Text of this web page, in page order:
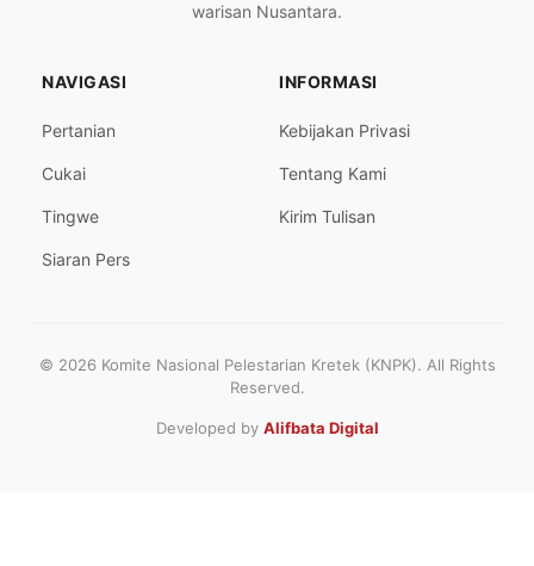
warisan Nusantara.
NAVIGASI
Pertanian
Cukai
Tingwe
Siaran Pers
INFORMASI
Kebijakan Privasi
Tentang Kami
Kirim Tulisan
© 2026 Komite Nasional Pelestarian Kretek (KNPK). All Rights
Reserved.
Developed by Alifbata Digital